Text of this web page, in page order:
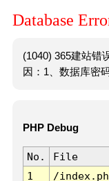
Database
(1040) 365建站错
因：1、数据库密
PHP Debug
No. File
1
/